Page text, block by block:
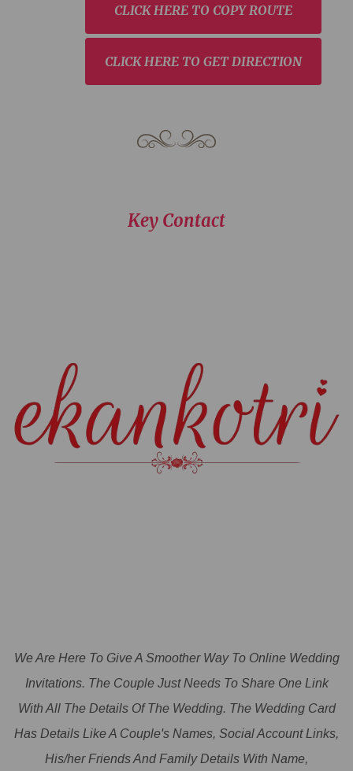
CLICK HERE TO COPY ROUTE
CLICK HERE TO GET DIRECTION
Key Contact
We Are Here To Give A Smoother Way To Online Wedding
Invitations. The Couple Just Needs To Share One Link
With All The Details Of The Wedding. The Wedding Card
Has Details Like A Couple's Names, Social Account Links,
His/her Friends And Family Details With Name,